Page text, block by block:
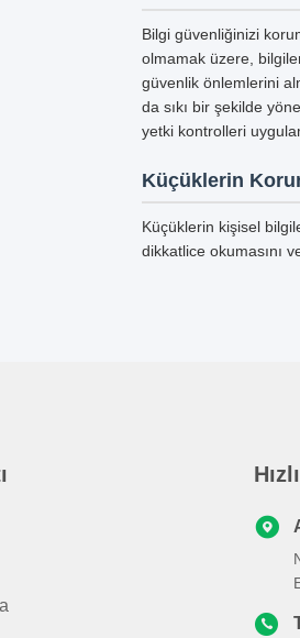
Bilgi güvenliğinizi
olmamak üzere,
güvenlik önlemlerini
da sıkı bir şekilde
yetki kontrolleri
Küçüklerin
Küçüklerin kişisel
dikkatlice okumasını